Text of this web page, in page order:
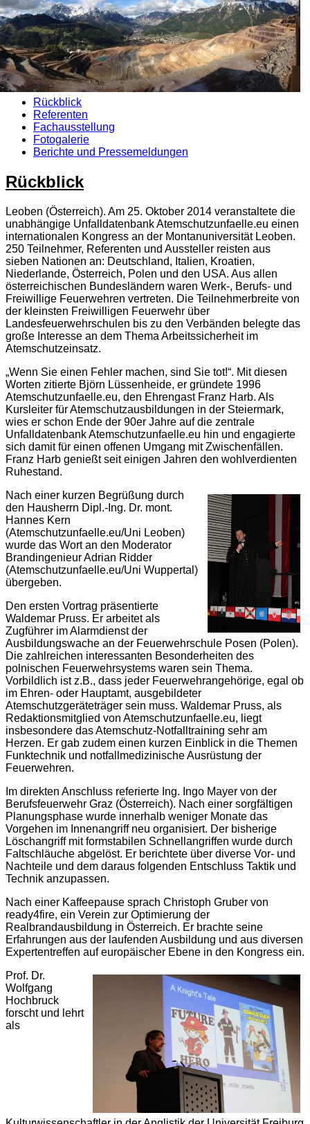
Rückblick
Referenten
Fachausstellung
Fotogalerie
Berichte und Pressemeldungen
Rückblick
Leoben (Österreich). Am 25. Oktober 2014 veranstaltete die
unabhängige Unfalldatenbank Atemschutzunfaelle.eu einen
internationalen Kongress an der Montanuniversität Leoben.
250 Teilnehmer, Referenten und Aussteller reisten aus
sieben Nationen an: Deutschland, Italien, Kroatien,
Niederlande, Österreich, Polen und den USA. Aus allen
österreichischen Bundesländern waren Werk-, Berufs- und
Freiwillige Feuerwehren vertreten. Die Teilnehmerbreite von
der kleinsten Freiwilligen Feuerwehr über
Landesfeuerwehrschulen bis zu den Verbänden belegte das
große Interesse an dem Thema Arbeitssicherheit im
Atemschutzeinsatz.
„Wenn Sie einen Fehler machen, sind Sie tot!“. Mit diesen
Worten zitierte Björn Lüssenheide, er gründete 1996
Atemschutzunfaelle.eu, den Ehrengast Franz Harb. Als
Kursleiter für Atemschutzausbildungen in der Steiermark,
wies er schon Ende der 90er Jahre auf die zentrale
Unfalldatenbank Atemschutzunfaelle.eu hin und engagierte
sich damit für einen offenen Umgang mit Zwischenfällen.
Franz Harb genießt seit einigen Jahren den wohlverdienten
Ruhestand.
Nach einer kurzen Begrüßung durch
den Hausherrn Dipl.-Ing. Dr. mont.
Hannes Kern
(Atemschutzunfaelle.eu/Uni Leoben)
wurde das Wort an den Moderator
Brandingenieur Adrian Ridder
(Atemschutzunfaelle.eu/Uni Wuppertal)
übergeben.
Den ersten Vortrag präsentierte
Waldemar Pruss. Er arbeitet als
Zugführer im Alarmdienst der
Ausbildungswache an der Feuerwehrschule Posen (Polen).
Die zahlreichen interessanten Besonderheiten des
polnischen Feuerwehrsystems waren sein Thema.
Vorbildlich ist z.B., dass jeder Feuerwehrangehörige, egal ob
im Ehren- oder Hauptamt, ausgebildeter
Atemschutzgeräteträger sein muss. Waldemar Pruss, als
Redaktionsmitglied von Atemschutzunfaelle.eu, liegt
insbesondere das Atemschutz-Notfalltraining sehr am
Herzen. Er gab zudem einen kurzen Einblick in die Themen
Funktechnik und notfallmedizinische Ausrüstung der
Feuerwehren.
Im direkten Anschluss referierte Ing. Ingo Mayer von der
Berufsfeuerwehr Graz (Österreich). Nach einer sorgfältigen
Planungsphase wurde innerhalb weniger Monate das
Vorgehen im Innenangriff neu organisiert. Der bisherige
Löschangriff mit formstabilen Schnellangriffen wurde durch
Faltschläuche abgelöst. Er berichtete über diverse Vor- und
Nachteile und dem daraus folgenden Entschluss Taktik und
Technik anzupassen.
Nach einer Kaffeepause sprach Christoph Gruber von
ready4fire, ein Verein zur Optimierung der
Realbrandausbildung in Österreich. Er brachte seine
Erfahrungen aus der laufenden Ausbildung und aus diversen
Expertentreffen auf europäischer Ebene in den Kongress ein.
Prof. Dr.
Wolfgang
Hochbruck
forscht und lehrt
als